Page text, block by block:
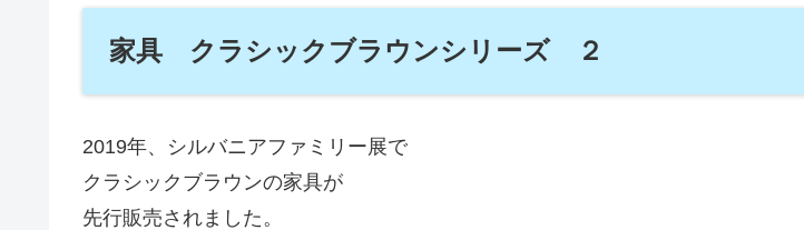
家具 クラシックブラウンシリーズ ２
2019年、シルバニアファミリー展で
クラシックブラウンの家具が
先行販売されました。